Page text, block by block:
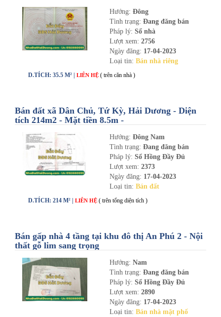
Hướng: Đông
Tình trạng: Đang đăng bán
Pháp lý: Sổ nhà
Lượt xem: 2756
Ngày đăng: 17-04-2023
Loại tin: Bán nhà riêng
D.TÍCH: 35.5 M² | LIÊN HỆ ( trên căn nhà )
Bán đất xã Dân Chủ, Tứ Kỳ, Hải Dương - Diện
tích 214m2 - Mặt tiền 8.5m -
Hướng: Đông Nam
Tình trạng: Đang đăng bán
Pháp lý: Sổ Hồng Đầy Đủ
Lượt xem: 2373
Ngày đăng: 17-04-2023
Loại tin: Bán đất
D.TÍCH: 214 M² | LIÊN HỆ ( trên tổng diện tích )
Bán gấp nhà 4 tầng tại khu đô thị An Phú 2 - Nội
thất gỗ lim sang trọng
Hướng: Nam
Tình trạng: Đang đăng bán
Pháp lý: Sổ Hồng Đầy Đủ
Lượt xem: 2890
Ngày đăng: 17-04-2023
Loại tin: Bán nhà mặt phố